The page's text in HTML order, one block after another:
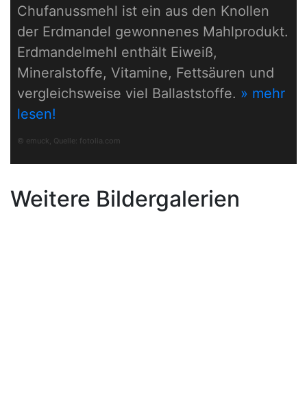
Chufanussmehl ist ein aus den Knollen
der Erdmandel gewonnenes Mahlprodukt.
Erdmandelmehl enthält Eiweiß,
Mineralstoffe, Vitamine, Fettsäuren und
vergleichsweise viel Ballaststoffe. » mehr
lesen!
© emuck, Quelle: fotolia.com
Weitere Bildergalerien